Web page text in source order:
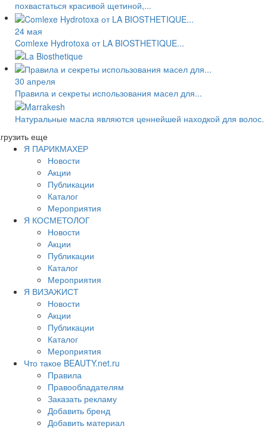
похвастаться красивой щетиной,...
24 мая
Comlexe Hydrotoxa от LA BIOSTHETIQUE...
30 апреля
Правила и секреты использования масел для...
Натуральные масла являются ценнейшей находкой для волос.
еще
Я ПАРИКМАХЕР
Новости
Акции
Публикации
Каталог
Мероприятия
Я КОСМЕТОЛОГ
Новости
Акции
Публикации
Каталог
Мероприятия
Я ВИЗАЖИСТ
Новости
Акции
Публикации
Каталог
Мероприятия
Что такое BEAUTY.net.ru
Правила
Правообладателям
Заказать рекламу
Добавить бренд
Добавить материал